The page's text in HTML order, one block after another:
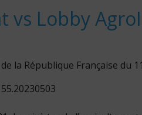
vs Lobby
la République Française du